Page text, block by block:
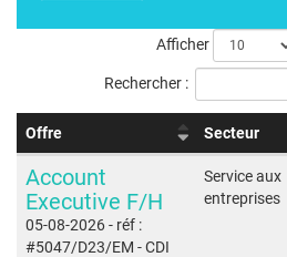
Afficher
Rechercher :
Offre Secteur
Account
Executive F/H
05-08-2026- réf :
#5047/D23/EM - CDI
Service aux
entreprises